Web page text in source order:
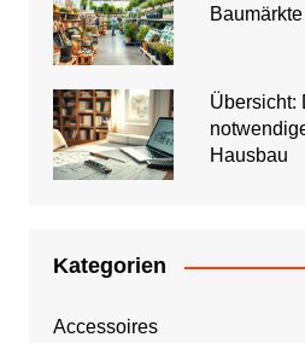
Übersicht:
Hausbau
Kategorien
Accessoires